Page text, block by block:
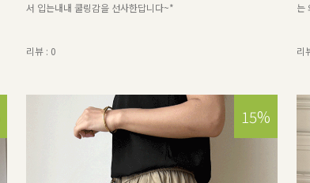
서 입는내내 쿨링감을 선사한답니다~*
리뷰 : 0
는
리
15%